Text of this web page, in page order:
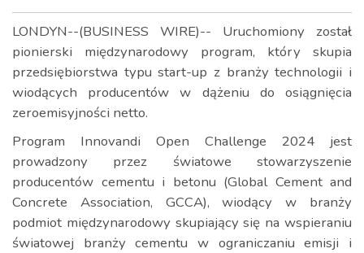
LONDYN--(BUSINESS WIRE)-- Uruchomiony został
pionierski międzynarodowy program, który skupia
przedsiębiorstwa typu start-up z branży technologii i
wiodących producentów w dążeniu do osiągnięcia
zeroemisyjności netto.
Program Innovandi Open Challenge 2024 jest
prowadzony przez światowe stowarzyszenie
producentów cementu i betonu (Global Cement and
Concrete Association, GCCA), wiodący w branży
podmiot międzynarodowy skupiający się na wspieraniu
światowej branży cementu w ograniczaniu emisji i